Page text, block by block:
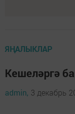
ЯҢАЛЫКЛАР
Кешеләргә
admin, 3 декабрь